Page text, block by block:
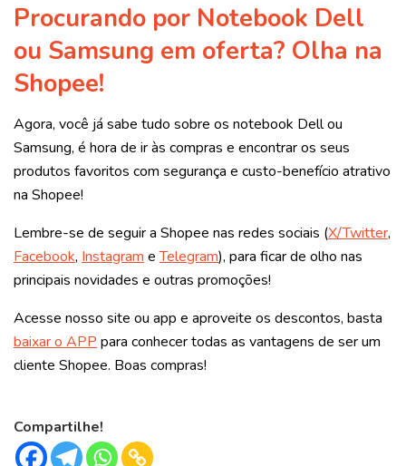
Procurando por Notebook Dell
ou Samsung em oferta? Olha na
Shopee!
Agora, você já sabe tudo sobre os notebook Dell ou
Samsung, é hora de ir às compras e encontrar os seus
produtos favoritos com segurança e custo-benefício atrativo
na Shopee!
Lembre-se de seguir a Shopee nas redes sociais (X/Twitter,
Facebook, Instagram eTelegram), para ficar de olho nas
principais novidades e outras promoções!
Acesse nosso site ou app e aproveite os descontos, basta
baixar o APP para conhecer todas as vantagens de ser um
cliente Shopee. Boas compras!
Compartilhe!